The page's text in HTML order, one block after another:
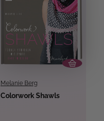
Melanie Berg
Colorwork Shawls